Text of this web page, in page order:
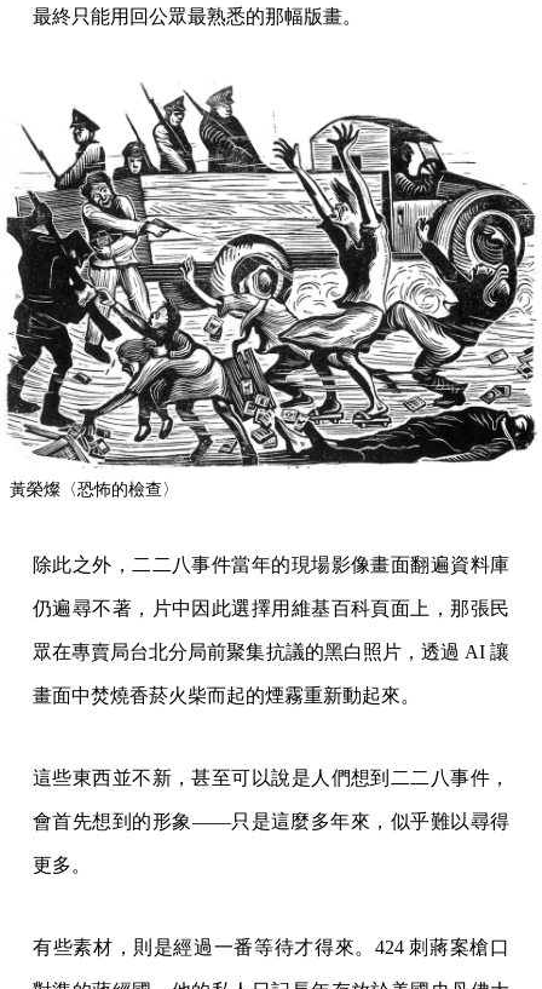
最終只能用回公眾最熟悉的那幅版畫。
黃榮燦〈恐怖的檢查〉
除此之外，二二八事件當年的現場影像畫面翻遍資料庫
仍遍尋不著，片中因此選擇用維基百科頁面上，那張民
眾在專賣局台北分局前聚集抗議的黑白照片，透過 AI 讓
畫面中焚燒香菸火柴而起的煙霧重新動起來。
這些東西並不新，甚至可以說是人們想到二二八事件，
會首先想到的形象——只是這麼多年來，似乎難以尋得
更多。
有些素材，則是經過一番等待才得來。424 刺蔣案槍口